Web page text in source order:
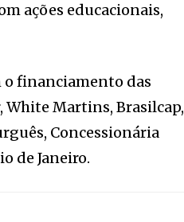
ações educacionais,
o financiamento das
White Martins, Brasilcap,
Concessionária
de Janeiro.